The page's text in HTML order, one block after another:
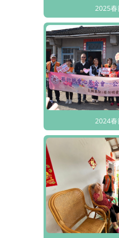
2025春
2024春